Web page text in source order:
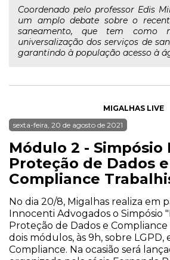
Coordenado pelo professor Edis
um amplo debate sobre o
saneamento, que tem como
universalização dos serviços de
garantindo à população acesso à
MIGALHAS LIVE
sexta-feira, 20 de agosto de 2021
Módulo 2 - Simpósio
Proteção de Dados e
Compliance
No dia 20/8, Migalhas realiza em
Innocenti Advogados o Simpósio
Proteção de Dados e Compliance
dois módulos, às 9h, sobre LGPD,
Compliance. Na ocasião será